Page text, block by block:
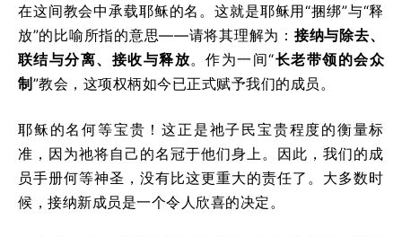
在这间教会中承载耶稣的名。这就是耶稣用“捆绑”与“释
放”的比喻所指的意思——请将其理解为： 接纳与除去、
联结与分离、接收与释放。作为一间“长老带领的会众
制”教会，这项权柄如今已正式赋予我们的成员。
耶稣的名何等宝贵！这正是祂子民宝贵程度的衡量标
准，因为祂将自己的名冠于他们身上。因此，我们的成
员手册何等神圣，没有比这更重大的责任了。大多数时
候，接纳新成员是一个令人欣喜的决定。